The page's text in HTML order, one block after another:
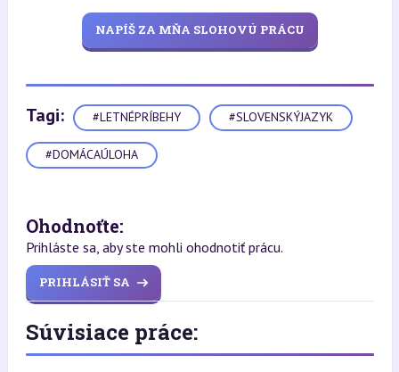
NAPÍŠ ZA MŇA SLOHOVÚ PRÁCU
Tagi: #LETNÉPRÍBEHY #SLOVENSKÝJAZYK
#DOMÁCAÚLOHA
Ohodnoťte:
Prihláste sa, aby ste mohli ohodnotiť prácu.
PRIHLÁSIŤ SA
Súvisiace práce: